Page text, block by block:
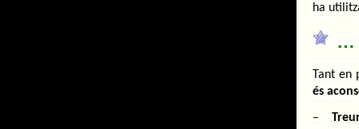
ha
…
Tant en
és
–